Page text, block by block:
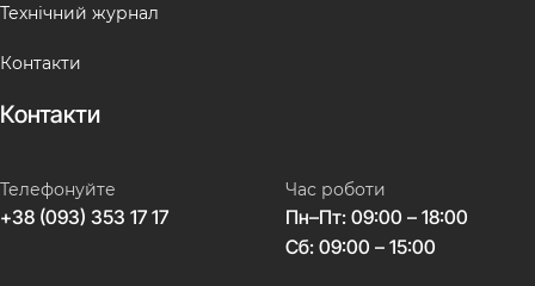
Технічний журнал
Контакти
Контакти
Телефонуйте
+38 (093) 353 17 17
Час роботи
Пн–Пт: 09:00 – 18:00
Сб: 09:00 – 15:00